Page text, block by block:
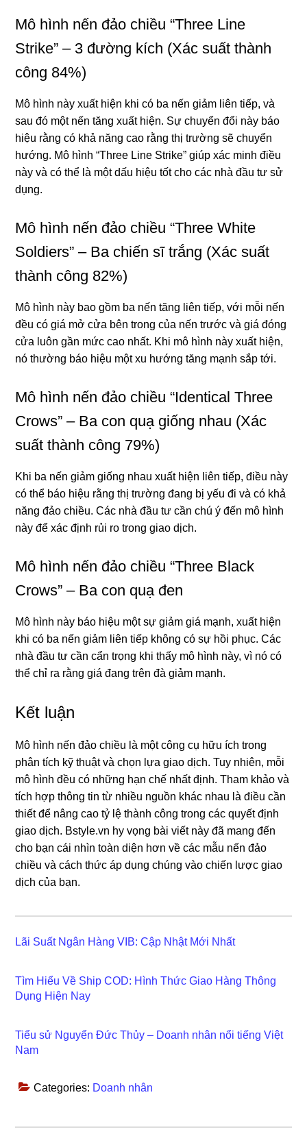
Mô hình nến đảo chiều “Three Line
Strike” – 3 đường kích (Xác suất thành
công 84%)
Mô hình này xuất hiện khi có ba nến giảm liên tiếp, và
sau đó một nến tăng xuất hiện. Sự chuyển đổi này báo
hiệu rằng có khả năng cao rằng thị trường sẽ chuyển
hướng. Mô hình “Three Line Strike” giúp xác minh điều
này và có thể là một dấu hiệu tốt cho các nhà đầu tư sử
dụng.
Mô hình nến đảo chiều “Three White
Soldiers” – Ba chiến sĩ trắng (Xác suất
thành công 82%)
Mô hình này bao gồm ba nến tăng liên tiếp, với mỗi nến
đều có giá mở cửa bên trong của nến trước và giá đóng
cửa luôn gần mức cao nhất. Khi mô hình này xuất hiện,
nó thường báo hiệu một xu hướng tăng mạnh sắp tới.
Mô hình nến đảo chiều “Identical Three
Crows” – Ba con quạ giống nhau (Xác
suất thành công 79%)
Khi ba nến giảm giống nhau xuất hiện liên tiếp, điều này
có thể báo hiệu rằng thị trường đang bị yếu đi và có khả
năng đảo chiều. Các nhà đầu tư cần chú ý đến mô hình
này để xác định rủi ro trong giao dịch.
Mô hình nến đảo chiều “Three Black
Crows” – Ba con quạ đen
Mô hình này báo hiệu một sự giảm giá mạnh, xuất hiện
khi có ba nến giảm liên tiếp không có sự hồi phục. Các
nhà đầu tư cần cẩn trọng khi thấy mô hình này, vì nó có
thể chỉ ra rằng giá đang trên đà giảm mạnh.
Kết luận
Mô hình nến đảo chiều là một công cụ hữu ích trong
phân tích kỹ thuật và chọn lựa giao dịch. Tuy nhiên, mỗi
mô hình đều có những hạn chế nhất định. Tham khảo và
tích hợp thông tin từ nhiều nguồn khác nhau là điều cần
thiết để nâng cao tỷ lệ thành công trong các quyết định
giao dịch. Bstyle.vn hy vọng bài viết này đã mang đến
cho bạn cái nhìn toàn diện hơn về các mẫu nến đảo
chiều và cách thức áp dụng chúng vào chiến lược giao
dịch của bạn.
Lãi Suất Ngân Hàng VIB: Cập Nhật Mới Nhất
Tìm Hiểu Về Ship COD: Hình Thức Giao Hàng Thông
Dụng Hiện Nay
Tiểu sử Nguyển Đức Thủy – Doanh nhân nổi tiếng Việt
Nam
Categories: Doanh nhân